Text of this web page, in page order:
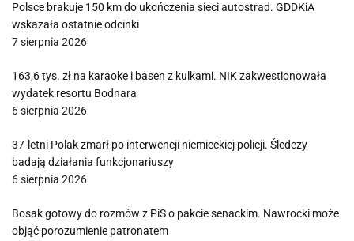
Polsce brakuje 150 km do ukończenia sieci autostrad. GDDKiA
wskazała ostatnie odcinki
7 sierpnia 2026
163,6 tys. zł na karaoke i basen z kulkami. NIK zakwestionowała
wydatek resortu Bodnara
6 sierpnia 2026
37-letni Polak zmarł po interwencji niemieckiej policji. Śledczy
badają działania funkcjonariuszy
6 sierpnia 2026
Bosak gotowy do rozmów z PiS o pakcie senackim. Nawrocki może
objąć porozumienie patronatem